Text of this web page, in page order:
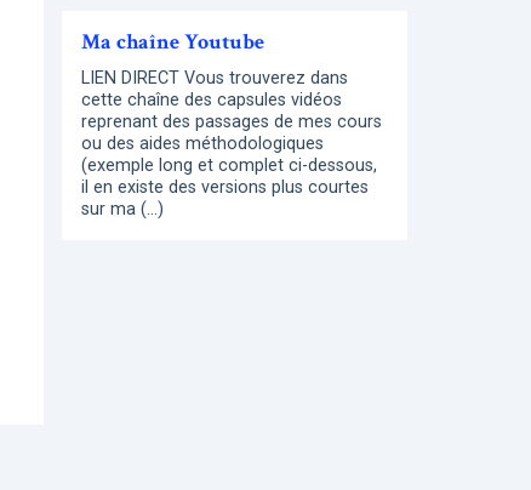
Ma chaîne Youtube
LIEN DIRECT Vous trouverez dans
cette chaîne des capsules vidéos
reprenant des passages de mes cours
ou des aides méthodologiques
(exemple long et complet ci-dessous,
il en existe des versions plus courtes
sur ma (…)